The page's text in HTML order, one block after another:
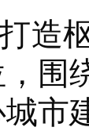
枢
围
市